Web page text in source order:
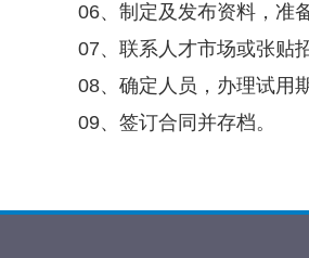
06、制定及发布资料，准
07、联系人才市场或张贴
08、确定人员，办理试用
09、签订合同并存档。